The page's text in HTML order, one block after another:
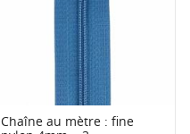
Chaîne au mètre : fine